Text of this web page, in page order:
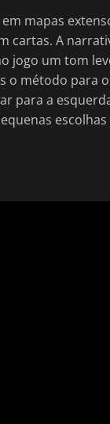
mapas
cartas. A
jogo um tom
o método para
para a